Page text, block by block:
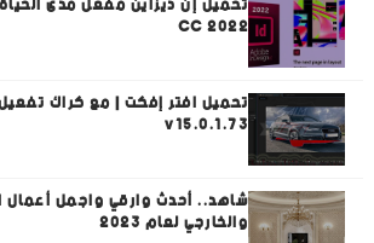
CC 2022
v15.0.1.73
شاهد.. أحدث وارقي واجمل أعمال
والخارجي لعام 2023